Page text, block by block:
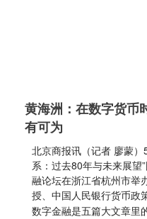
黄海洲：在数字货币
有可为
北京商报讯（记者 廖蒙
系：过去80年与未来展望
融论坛在浙江省杭州市举
授、中国人民银行货币政
数字金融是五篇大文章里